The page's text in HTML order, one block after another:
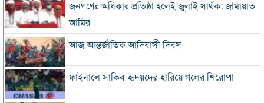
জনগণের অধিকার প্রতিষ্ঠা হলেই জুলাই সার্থক: জামায়াত
আমির
আজ আন্তর্জাতিক আদিবাসী দিবস
ফাইনালে সাকিব-হৃদয়দের হারিয়ে গলের শিরোপা